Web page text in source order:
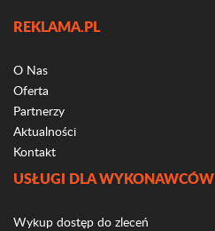
REKLAMA.PL
O Nas
Oferta
Partnerzy
Aktualności
Kontakt
USŁUGI DLA WYKONAWCÓW
Wykup dostęp do zleceń